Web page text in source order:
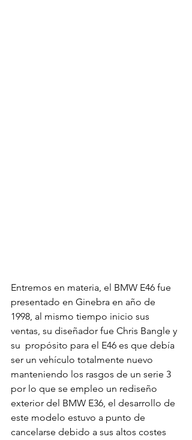
Entremos en materia, el BMW E46 fue
presentado en Ginebra en año de
1998, al mismo tiempo inicio sus
ventas, su diseñador fue Chris Bangle y
su  propósito para el E46 es que debía
ser un vehículo totalmente nuevo
manteniendo los rasgos de un serie 3
por lo que se empleo un rediseño
exterior del BMW E36, el desarrollo de
este modelo estuvo a punto de
cancelarse debido a sus altos costes